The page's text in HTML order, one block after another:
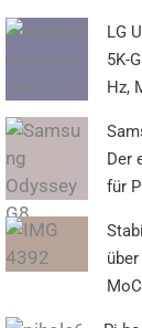
LG
5K-
Hz,
Der
für